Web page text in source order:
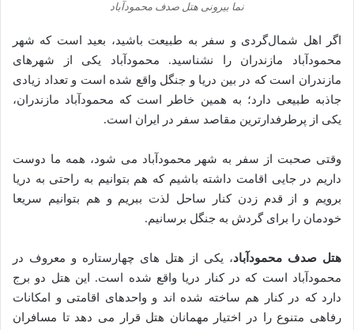
نما بیرونی هتل صدف محمودآباد
اگر اهل شمال‌گردی و سفر به طبیعت باشید، بعید است که شهر
محمودآباد مازندران را نشناسید. محمودآباد یکی از شهرهای
مازندران است که در بین دریا و جنگل واقع شده است و تعداد زیادی
جاذبه طبیعی دارد؛ به همین خاطر است که محمودآباد مازندران،
یکی از پرطرفدارترین مقاصد سفر در ایران است.
وقتی صحبت از سفر به شهر محمودآباد می شود، همه ما دوست
داریم در جایی اقامت داشته باشیم که هم بتوانیم به راحتی به دریا
برویم و از قدم زدن کنار ساحل لذت ببریم و هم بتوانیم سریعا
خودمان را برای گردش به جنگل برسانیم.
هتل صدف محمودآباد، یکی از هتل های چهارستاره و معروف در
محمودآباد است که در کنار دریا واقع شده است. این هتل دو برج
دارد که در کنار هم ساخته شده اند و واحدهای اقامتی و امکانات
رفاهی متنوع را در اختیار مهمانان هتل قرار می دهد تا مسافران